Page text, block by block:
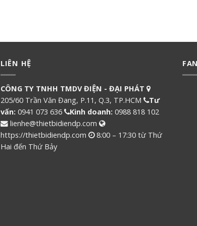
LIÊN HỆ
CÔNG TY TNHH TMDV ĐIỆN - ĐẠI PHÁT
205/60 Trần Văn Đang, P.11, Q.3, TP.HCM
Tư
vấn: 0941 073 636 Kinh doanh: 0988 818 102
lienhe@thietbidiendp.com
https://thietbidiendp.com
8:00 – 17:30 từ Thứ
Hai đến Thứ Bảy